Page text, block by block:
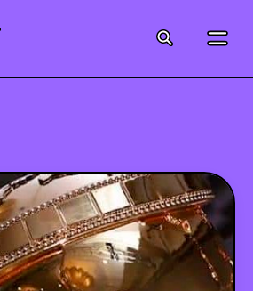
MUSIQUE
CRÉATION